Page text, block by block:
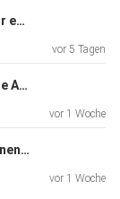
und
Erwachsenwerden - Wie schaffen wir es, uns endlich von den Eltern zu lösen?
vor 5 Tagen
Mut tanken - Wie verlieren wir unsere Angst vorm Autofahren?
vor 1 Woche
Dankbarkeit - Wie feiern wir die kleinen Dinge?
vor 1 Woche